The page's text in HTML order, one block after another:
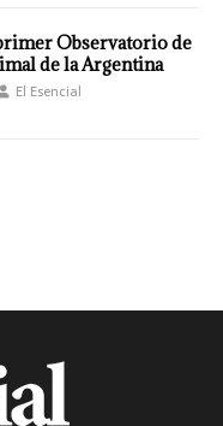
Observatorio de
de la Argentina
El Esencial